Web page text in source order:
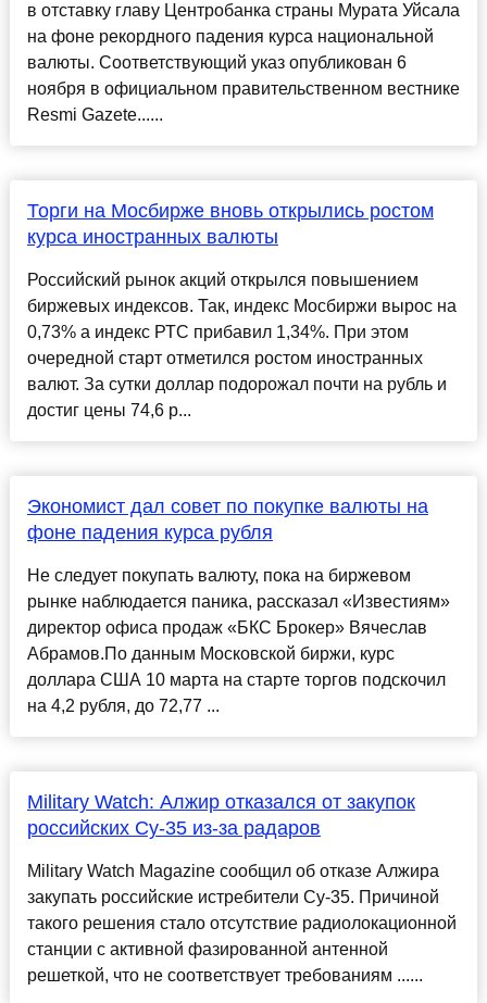
в отставку главу Центробанка страны Мурата Уйсала
на фоне рекордного падения курса национальной
валюты. Соответствующий указ опубликован 6
ноября в официальном правительственном вестнике
Resmi Gazete......
Торги на Мосбирже вновь открылись ростом
курса иностранных валюты
Российский рынок акций открылся повышением
биржевых индексов. Так, индекс Мосбиржи вырос на
0,73% а индекс РТС прибавил 1,34%. При этом
очередной старт отметился ростом иностранных
валют. За сутки доллар подорожал почти на рубль и
достиг цены 74,6 р...
Экономист дал совет по покупке валюты на
фоне падения курса рубля
Не следует покупать валюту, пока на биржевом
рынке наблюдается паника, рассказал «Известиям»
директор офиса продаж «БКС Брокер» Вячеслав
Абрамов.По данным Московской биржи, курс
доллара США 10 марта на старте торгов подскочил
на 4,2 рубля, до 72,77 ...
Military Watch: Алжир отказался от закупок
российских Су-35 из-за радаров
Military Watch Magazine сообщил об отказе Алжира
закупать российские истребители Су-35. Причиной
такого решения стало отсутствие радиолокационной
станции с активной фазированной антенной
решеткой, что не соответствует требованиям ......